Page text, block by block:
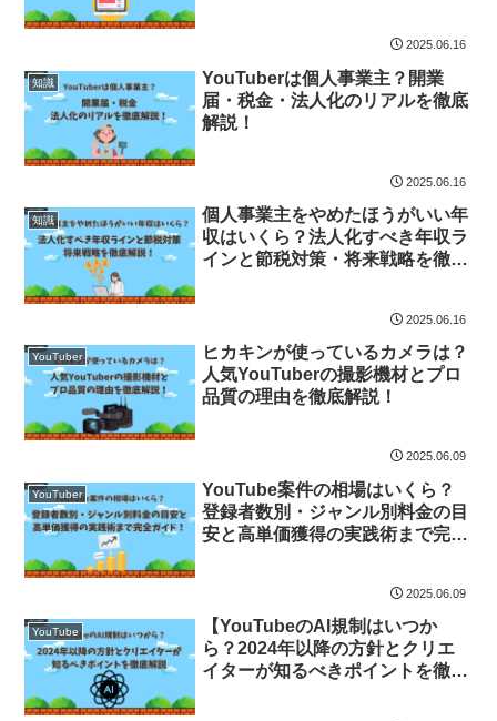
2025.06.16
知識
YouTuberは個人事業主？開業
届・税金・法人化のリアルを徹底
解説！
2025.06.16
知識
個人事業主をやめたほうがいい年
収はいくら？法人化すべき年収ラ
インと節税対策・将来戦略を徹底
2025.06.16
YouTuber
ヒカキンが使っているカメラは？
人気YouTuberの撮影機材とプロ
品質の理由を徹底解説！
2025.06.09
YouTuber
YouTube案件の相場はいくら？
登録者数別・ジャンル別料金の目
安と高単価獲得の実践術まで完全
2025.06.09
YouTube
【YouTubeのAI規制はいつか
ら？2024年以降の方針とクリエ
イターが知るべきポイントを徹底